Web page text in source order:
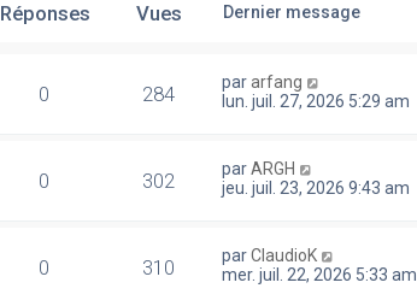
Réponses Vues Dernier message
0 284 pararfang
lun. juil. 27, 2026 5:29 am
0 302 parARGH
jeu. juil. 23, 2026 9:43 am
0 310 parClaudioK
mer. juil. 22, 2026 5:33 am